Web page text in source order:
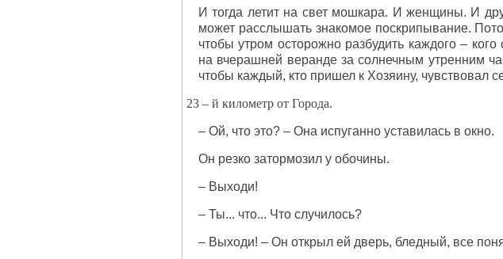
И тогда летит на свет мошкара. И женщины. И
может расслышать знакомое поскрипывание.
чтобы утром осторожно разбудить каждого –
на вчерашней веранде за солнечным утренним
чтобы каждый, кто пришел к Хозяину, чувствовал
23 – й километр от Города.
– Ой, что это? – Она испуганно уставилась в окно.
Он резко затормозил у обочины.
– Выходи!
– Ты... что... Что случилось?
– Выходи! – Он открыл ей дверь, бледный, все